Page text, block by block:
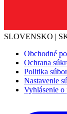
SLOVENSKO |
Obchodné
Ochrana
Politika
Nastavenie
Vyhlásenie o